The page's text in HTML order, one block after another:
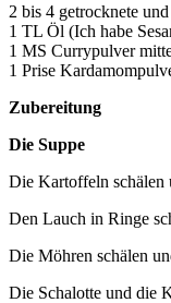
2 bis 4 getrocknete
1 TL Öl (Ich habe
1 MS Currypulver
1 Prise
Zubereitung
Die Suppe
Die Kartoffeln schälen
Den Lauch in Ringe
Die Möhren schälen
Die Schalotte und die